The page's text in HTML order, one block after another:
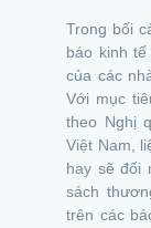
Trong bối
báo kinh
của các
Với mục
theo Nghị
Việt Nam,
hay sẽ đối
sách
trên các